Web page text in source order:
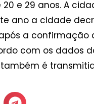
20 e 29 anos. A
ano a cidade
a
com os dados
é